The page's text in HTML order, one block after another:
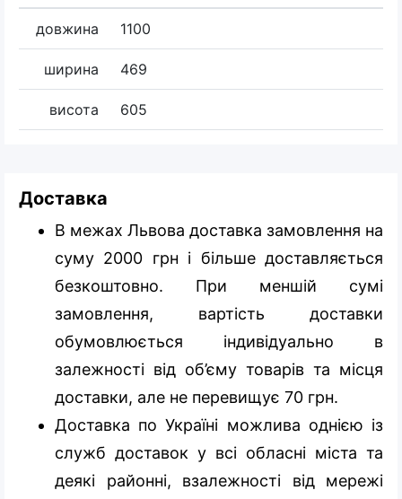
довжина 1100
ширина 469
висота 605
Доставка
В межах Львова доставка замовлення на
суму 2000 грн і більше доставляється
безкоштовно. При меншій сумі
замовлення, вартість доставки
обумовлюється індивідуально в
залежності від об’єму товарів та місця
доставки, але не перевищує 70 грн.
Доставка по Україні можлива однією із
служб доставок у всі обласні міста та
деякі районні, взалежності від мережі